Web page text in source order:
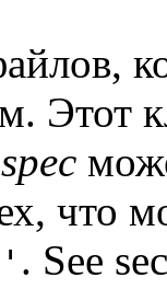
Этот
spec
что
. See